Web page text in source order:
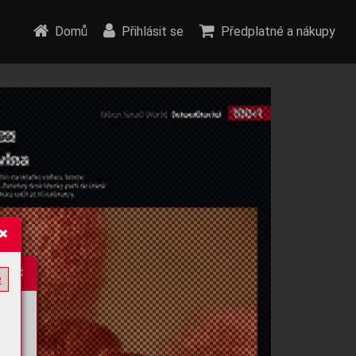
Domů Přihlásit se Předplatné a nákupy